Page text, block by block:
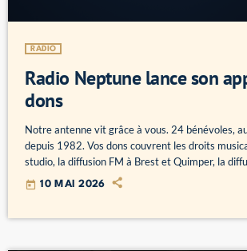
RADIO
Radio Neptune lance son
dons
Notre antenne vit grâce à vous. 24 bénévoles,
depuis 1982. Vos dons couvrent les droits
studio, la diffusion FM à Brest et Quimper, la
le monde entier. Chaque don compte. Un reçu
66 % de déduction d’impôt. Merci à toutes celles
today 10 MAI 2026